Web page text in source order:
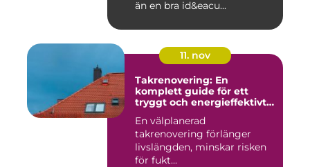
än en bra id&eacu...
11. nov
Takrenovering: En
komplett guide för ett
tryggt och energieffektivt
En välplanerad
takrenovering förlänger
livslängden, minskar risken
för fukt...